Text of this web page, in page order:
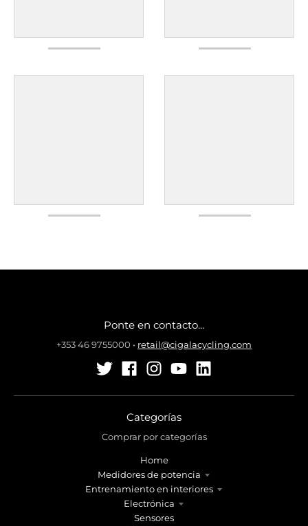
Ponte en contacto...
+353 46 9755000 • retail@cigalacycling.com
Categorías
Comprar por categorías
Home
Medidores de potencia
Entrenamiento en interiores
Electrónica
Sensores